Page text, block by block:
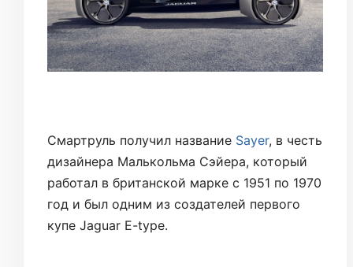
Смартруль получил название Sayer, в честь
дизайнера Малькольма Сэйера, который
работал в британской марке с 1951 по 1970
год и был одним из создателей первого
купе Jaguar E-type.